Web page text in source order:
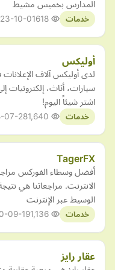
المدارس بخميس مشيط
خدمات 10-01
أوليكس
لدى أوليكس آلاف
سيارات، أثاث،
اشتر شيئاً اليوم!
خدمات 07-28
TagerFX
أفضل وسطاء الفوركس
الانترنت. مراجعاتنا هي
الوسيط عبر الإنترنت
خدمات 09-19
عقار رايز